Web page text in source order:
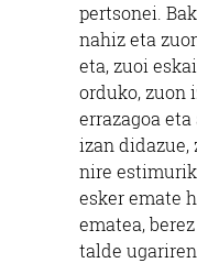
pertsonei.
nahiz eta
eta, zuoi
orduko, zuon
errazagoa
izan didazue,
nire estimurik
esker emate
ematea,
talde